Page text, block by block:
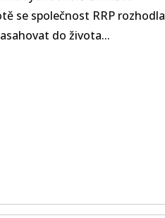
se společnost RRP rozhodla
do života...